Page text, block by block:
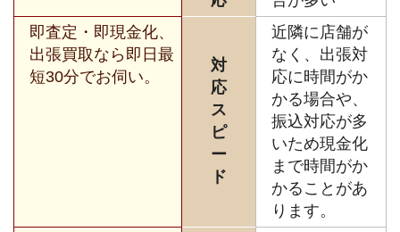
即査定・即現金化、
出張買取なら即日最
短30分でお伺い。
対
応
ス
ピ
ー
ド
近隣に店舗が
なく、出張対
応に時間がか
かる場合や、
振込対応が多
いため現金化
まで時間がか
かることがあ
ります。